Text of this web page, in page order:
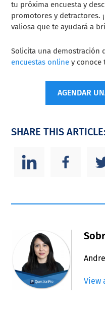
tu próxima encuesta y
promotores y detractores.
valiosa que te ayudará a
Solicita una demostración
encuestas online y conoce
AGENDAR
SHARE THIS ARTICLE:
View